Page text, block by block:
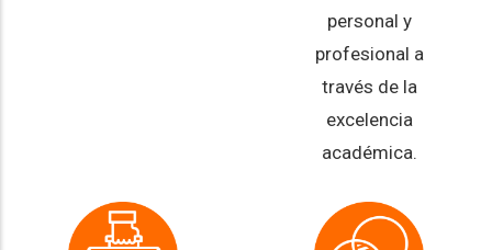
personal y
profesional a
través de la
excelencia
académica.